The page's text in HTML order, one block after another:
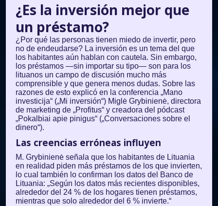
¿Es la inversión mejor que
un préstamo?
¿Por qué las personas tienen miedo de invertir, pero
no de endeudarse? La inversión es un tema del que
los habitantes aún hablan con cautela. Sin embargo,
los préstamos —sin importar su tipo— son para los
lituanos un campo de discusión mucho más
comprensible y que genera menos dudas. Sobre las
razones de esto explicó en la conferencia „Mano
investicija“ („Mi inversión“) Miglė Grybinienė, directora
de marketing de „Profitus“ y creadora del pódcast
„Pokalbiai apie pinigus“ („Conversaciones sobre el
dinero“).
Las creencias erróneas influyen
M. Grybinienė señala que los habitantes de Lituania
en realidad piden más préstamos de los que invierten,
lo cual también lo confirman los datos del Banco de
Lituania: „Según los datos más recientes disponibles,
alrededor del 24 % de los hogares tienen préstamos,
mientras que solo alrededor del 6 % invierte.“